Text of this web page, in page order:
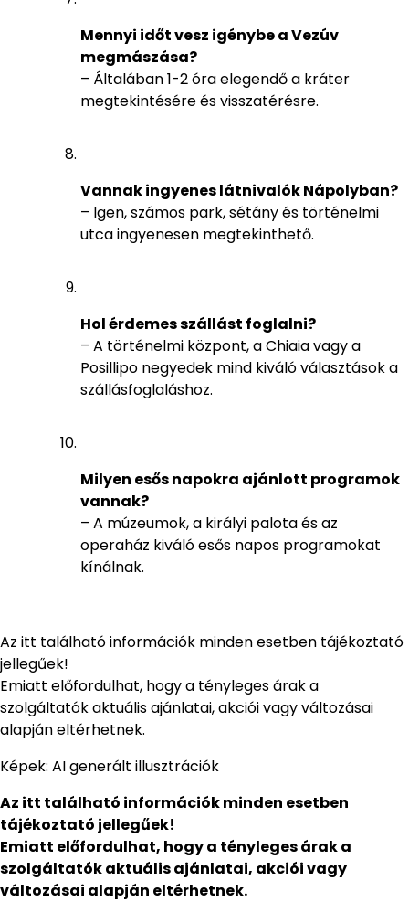
Mennyi időt vesz igénybe a Vezúv
megmászása?
– Általában 1-2 óra elegendő a kráter
megtekintésére és visszatérésre.
Vannak ingyenes látnivalók Nápolyban?
– Igen, számos park, sétány és történelmi
utca ingyenesen megtekinthető.
Hol érdemes szállást foglalni?
– A történelmi központ, a Chiaia vagy a
Posillipo negyedek mind kiváló választások a
szállásfoglaláshoz.
Milyen esős napokra ajánlott programok
vannak?
– A múzeumok, a királyi palota és az
operaház kiváló esős napos programokat
kínálnak.
Az itt található információk minden esetben tájékoztató
jellegűek!
Emiatt előfordulhat, hogy a tényleges árak a
szolgáltatók aktuális ajánlatai, akciói vagy változásai
alapján eltérhetnek.
Képek: AI generált illusztrációk
Az itt található információk minden esetben
tájékoztató jellegűek!
Emiatt előfordulhat, hogy a tényleges árak a
szolgáltatók aktuális ajánlatai, akciói vagy
változásai alapján eltérhetnek.